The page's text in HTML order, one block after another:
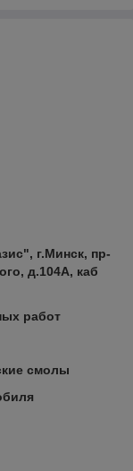
г.Минск, пр-
д.104А, каб
работ
смолы